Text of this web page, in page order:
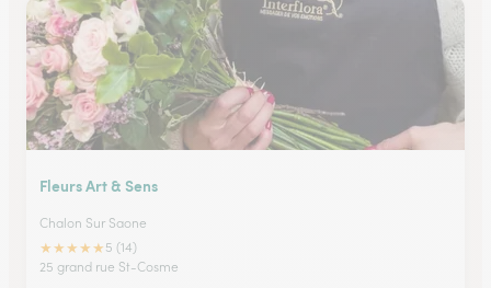
Fleurs Art & Sens
Chalon Sur Saone
★★★★★ 5 (14)
25 grand rue St-Cosme